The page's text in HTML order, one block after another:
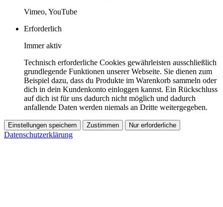
Vimeo, YouTube
Erforderlich
Immer aktiv
Technisch erforderliche Cookies gewährleisten ausschließlich
grundlegende Funktionen unserer Webseite. Sie dienen zum
Beispiel dazu, dass du Produkte im Warenkorb sammeln oder
dich in dein Kundenkonto einloggen kannst. Ein Rückschluss
auf dich ist für uns dadurch nicht möglich und dadurch
anfallende Daten werden niemals an Dritte weitergegeben.
Einstellungen speichern Zustimmen Nur erforderliche
Datenschutzerklärung